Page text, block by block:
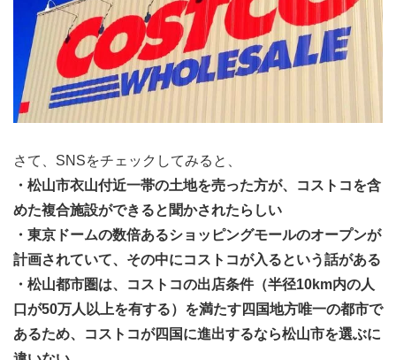
さて、SNSをチェックしてみると、
・松山市衣山付近一帯の土地を売った方が、コストコを含
めた複合施設ができると聞かされたらしい
・東京ドームの数倍あるショッピングモールのオープンが
計画されていて、その中にコストコが入るという話がある
・松山都市圏は、コストコの出店条件（半径10km内の人
口が50万人以上を有する）を満たす四国地方唯一の都市で
あるため、コストコが四国に進出するなら松山市を選ぶに